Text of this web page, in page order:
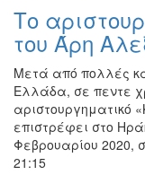
Ημερίδες
-
Διημερίδες
Σεμινάρια-
Διαλέξεις-
Ομιλίες
Διάφορες
Tο
του Άρη
Μετά από πολλές
Ελλάδα, σε πεντε
αριστουργηματικό
επιστρέφει στο
Φεβρουαρίου 2020,
21:15